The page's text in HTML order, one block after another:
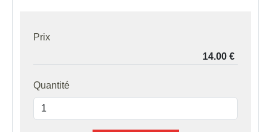
Prix
Quantité